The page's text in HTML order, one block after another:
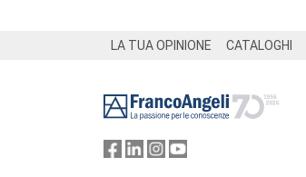
LA TUA OPINIONE CATALOGHI